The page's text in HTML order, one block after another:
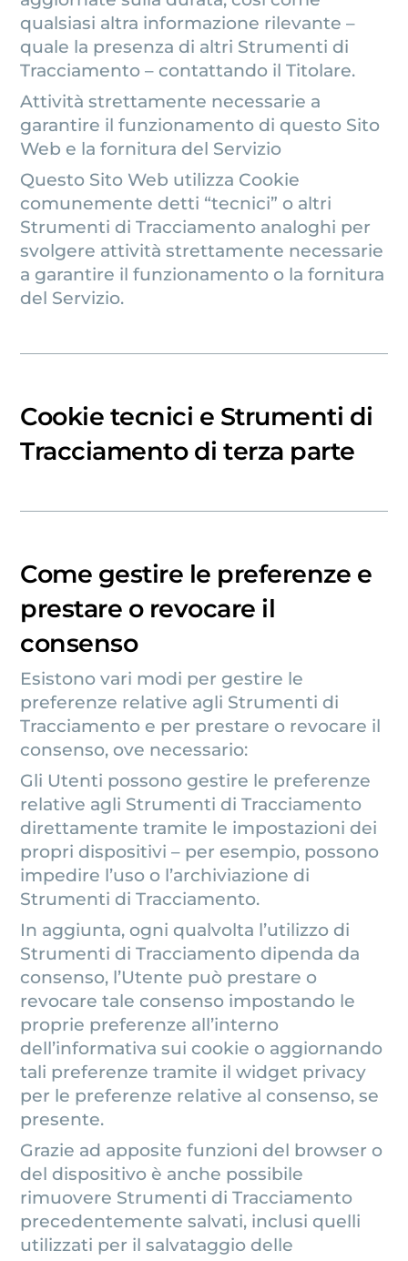
qualsiasi altra informazione rilevante –
quale la presenza di altri Strumenti di
Tracciamento – contattando il Titolare.
Attività strettamente necessarie a
garantire il funzionamento di questo Sito
Web e la fornitura del Servizio
Questo Sito Web utilizza Cookie
comunemente detti “tecnici” o altri
Strumenti di Tracciamento analoghi per
svolgere attività strettamente necessarie
a garantire il funzionamento o la fornitura
del Servizio.
Cookie tecnici e Strumenti di
Tracciamento di terza parte
Come gestire le preferenze e
prestare o revocare il
consenso
Esistono vari modi per gestire le
preferenze relative agli Strumenti di
Tracciamento e per prestare o revocare il
consenso, ove necessario:
Gli Utenti possono gestire le preferenze
relative agli Strumenti di Tracciamento
direttamente tramite le impostazioni dei
propri dispositivi – per esempio, possono
impedire l’uso o l’archiviazione di
Strumenti di Tracciamento.
In aggiunta, ogni qualvolta l’utilizzo di
Strumenti di Tracciamento dipenda da
consenso, l’Utente può prestare o
revocare tale consenso impostando le
proprie preferenze all’interno
dell’informativa sui cookie o aggiornando
tali preferenze tramite il widget privacy
per le preferenze relative al consenso, se
presente.
Grazie ad apposite funzioni del browser o
del dispositivo è anche possibile
rimuovere Strumenti di Tracciamento
precedentemente salvati, inclusi quelli
utilizzati per il salvataggio delle